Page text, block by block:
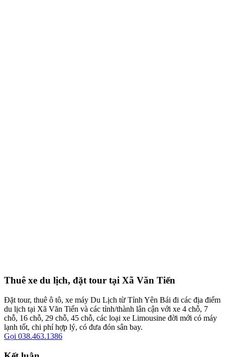
Thuê xe du lịch, đặt tour tại Xã Văn Tiến
Đặt tour, thuê ô tô, xe máy Du Lịch từ Tỉnh Yên Bái đi các địa điểm
du lịch tại Xã Văn Tiến và các tỉnh/thành lân cận với xe 4 chỗ, 7
chỗ, 16 chỗ, 29 chỗ, 45 chỗ, các loại xe Limousine đời mới có máy
lạnh tốt, chi phí hợp lý, có đưa đón sân bay.
Gọi 038.463.1386